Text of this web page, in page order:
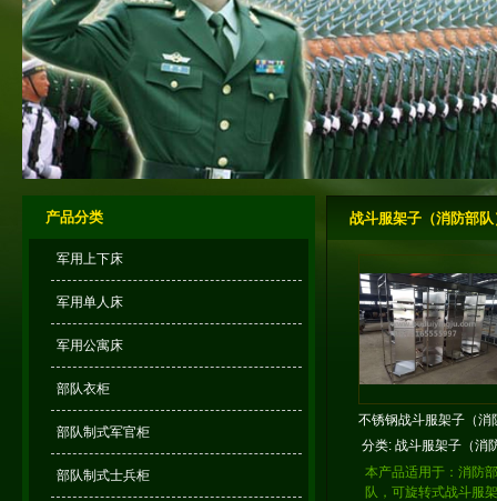
产品分类
军用上下床
军用单人床
军用公寓床
部队衣柜
部队制式军官柜
部队制式士兵柜
战斗服架子（消防部队
不锈钢战斗服架子（消
部队）
分类:战斗服架子（消
部队）
本产品适用于：消防
队，可旋转式战斗服